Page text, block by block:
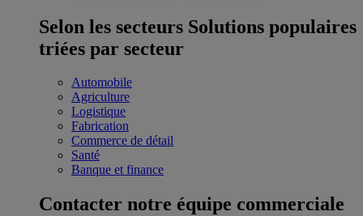
Selon les secteurs Solutions populaires
triées par secteur
Automobile
Agriculture
Logistique
Fabrication
Commerce de détail
Santé
Banque et finance
Contacter notre équipe commerciale